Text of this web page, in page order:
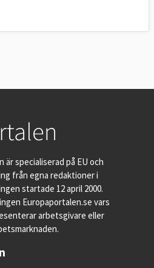
specialiserad på EU och
från egna redaktioner i
startade 12 april 2000.
Europaportalen.se vars
arbetsgivare eller